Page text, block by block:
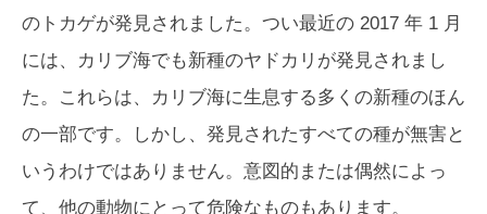
のトカゲが発見されました。つい最近の 2017 年 1 月
には、カリブ海でも新種のヤドカリが発見されまし
た。これらは、カリブ海に生息する多くの新種のほん
の一部です。しかし、発見されたすべての種が無害と
いうわけではありません。意図的または偶然によっ
て、他の動物にとって危険なものもあります。